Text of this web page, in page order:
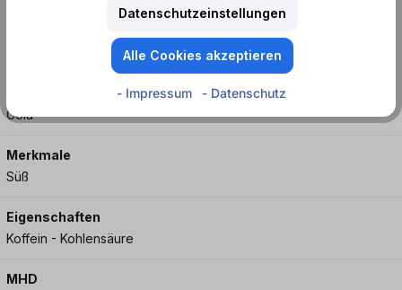
Kalorienfreies koffeinhaltiges Erfrischungsgetränk mit
Cola
Merkmale
Süß
Eigenschaften
Koffein - Kohlensäure
MHD
Datenschutzeinstellungen
Alle Cookies akzeptieren
- Impressum - Datenschutz